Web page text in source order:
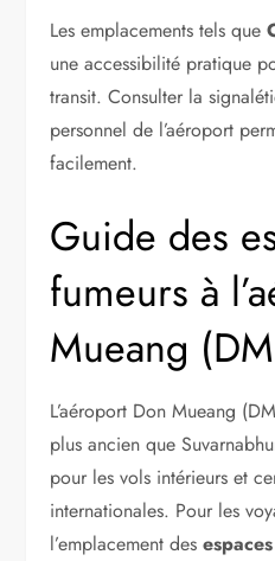
Les emplacements tels que
une accessibilité pratique
transit. Consulter la
personnel de l’aéroport
facilement.
Guide des
fumeurs à
Mueang
L’aéroport Don Mueang
plus ancien que
pour les vols intérieurs et
internationales. Pour les
l’emplacement des